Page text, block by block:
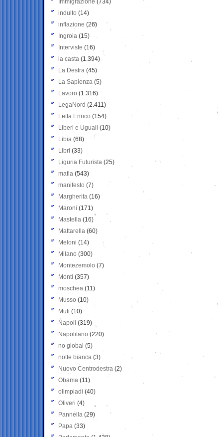
Immigrazione (734)
indulto (14)
inflazione (26)
Ingroia (15)
Interviste (16)
la casta (1.394)
La Destra (45)
La Sapienza (5)
Lavoro (1.316)
LegaNord (2.411)
Letta Enrico (154)
Liberi e Uguali (10)
Libia (68)
Libri (33)
Liguria Futurista (25)
mafia (543)
manifesto (7)
Margherita (16)
Maroni (171)
Mastella (16)
Mattarella (60)
Meloni (14)
Milano (300)
Montezemolo (7)
Monti (357)
moschea (11)
Musso (10)
Muti (10)
Napoli (319)
Napolitano (220)
no global (5)
notte bianca (3)
Nuovo Centrodestra (2)
Obama (11)
olimpiadi (40)
Oliveri (4)
Pannella (29)
Papa (33)